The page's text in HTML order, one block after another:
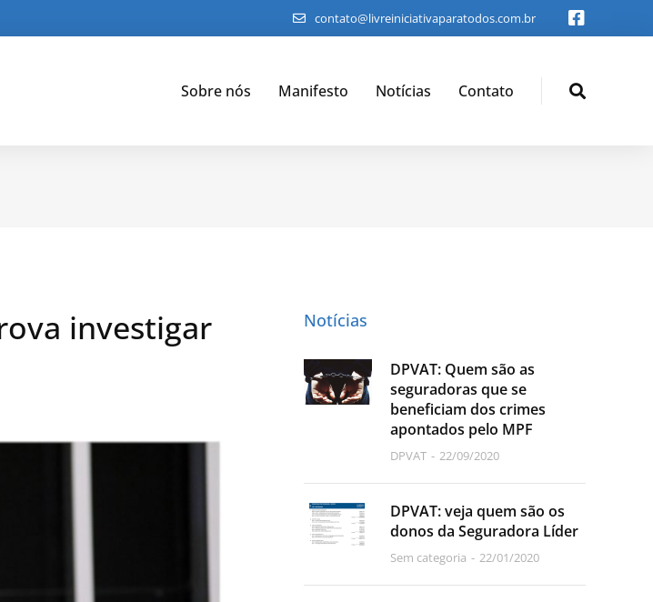
contato@livreiniciativaparatodos.com.br
Sobre nós Manifesto Notícias Contato
investigar
Notícias
DPVAT: Quem são as
seguradoras que se
beneficiam dos crimes
apontados pelo MPF
DPVAT 22/09/2020
DPVAT: veja quem são os
donos da Seguradora Líder
Sem categoria 22/01/2020